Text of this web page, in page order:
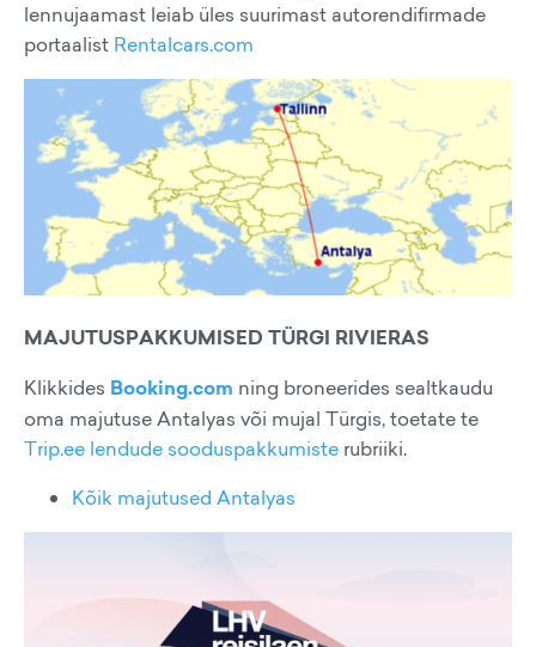
lennujaamast leiab üles suurimast autorendifirmade
portaalist Rentalcars.com
MAJUTUSPAKKUMISED TÜRGI RIVIERAS
Klikkides Booking.com ning broneerides sealtkaudu
oma majutuse Antalyas või mujal Türgis, toetate te
Trip.ee lendude sooduspakkumiste rubriiki.
Kõik majutused Antalyas